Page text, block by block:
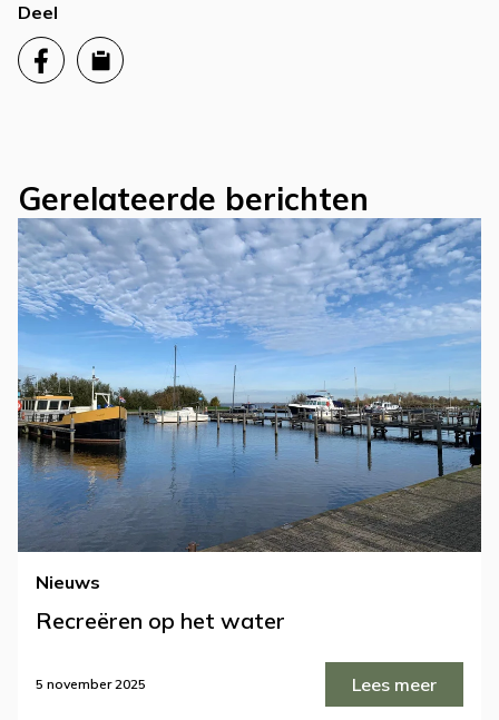
Deel
Gerelateerde berichten
Nieuws
Recreëren op het water
5 november 2025 Lees meer